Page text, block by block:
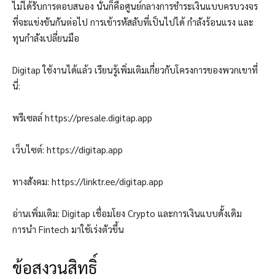
ไม่ได้รับการตอบสนอง นั่นก็คือศูนย์กลางการชำระเงินแบบครบวงจร
ที่จะแข่งขันกันต่อไป การเข้ารหัสลับที่เป็นไปได้ กำลังร้อนแรง และ
ทุนกำลังเปลี่ยนมือ
Digitap ใช้งานได้แล้ว เรียนรู้เพิ่มเติมเกี่ยวกับโครงการของพวกเขาที่
นี่:
พรีเซลล์ https://presale.digitap.app
เว็บไซต์: https://digitap.app
ทางสังคม: https://linktr.ee/digitap.app
อ่านเพิ่มเติม: Digitap เชื่อมโยง Crypto และการเงินแบบดั้งเดิม
การนำ Fintech มาใช้เร่งตัวขึ้น
ข้อสงวนสิทธิ์